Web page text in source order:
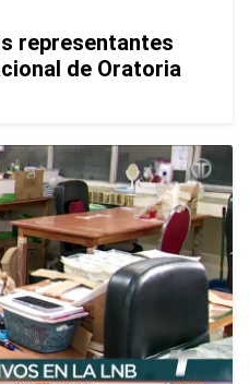
representantes
de Oratoria